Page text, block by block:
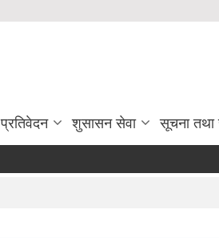
प्रतिवेदन शुसासन सेवा सूचना तथा